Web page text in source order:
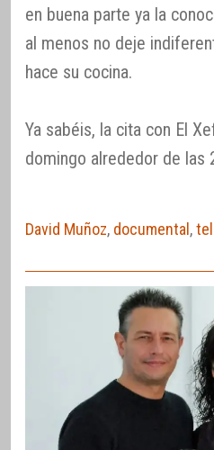
en buena parte ya la
al menos no deje
hace su cocina.
Ya sabéis, la cita con El
domingo alrededor de las
David Muñoz, documental ,